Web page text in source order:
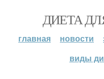
ДИЕТА
главная новости
виды